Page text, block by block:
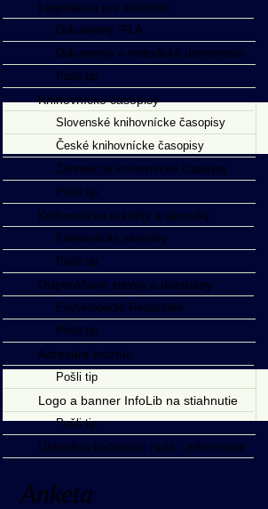
Legislatíva pre knižnice
Dokumenty IFLA
Dokumenty a metodické usmernenia
Pošli tip
Knihovnícke časopisy
Slovenské knihovnícke časopisy
České knihovnícke časopisy
Zahraničné knihovnícke časopisy
Pošli tip
Knihovnícke e-knihy a slovníky
Knihovnícke slovníky
Pošli tip
Odporúčané zdroje a databázy
Encyklopédie Repozitáre
Pošli tip
Adresáre knižníc
Pošli tip
Logo a banner InfoLib na stiahnutie
Pošli tip
Ústredná knižničná rada - informácie
Anketa